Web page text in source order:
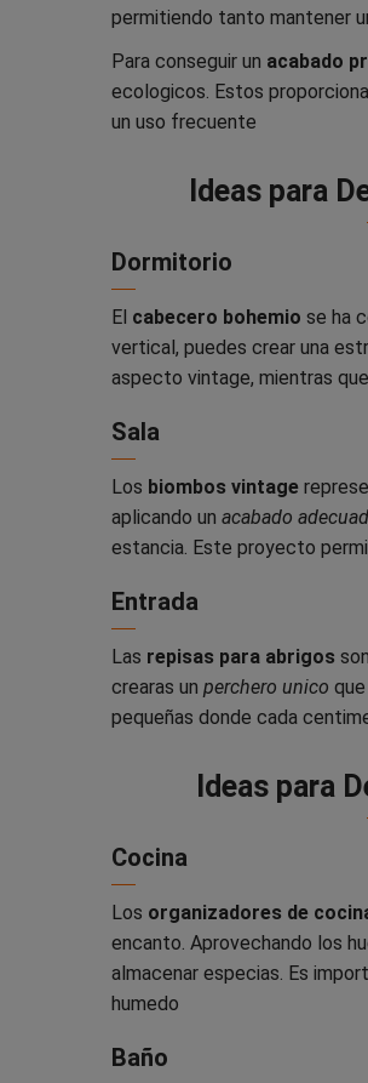
permitiendo tanto mantener
Para conseguir un acabado
ecologicos. Estos
un uso frecuente
Ideas para
Dormitorio
El cabecero bohemio se ha
vertical, puedes crear una
aspecto vintage, mientras
Sala
Los biombos vintage
aplicando un acabado
estancia. Este proyecto
Entrada
Las repisas para abrigos
crearas un perchero unico
pequeñas donde cada
Ideas para
Cocina
Los organizadores de
encanto. Aprovechando los
almacenar especias. Es
humedo
Baño